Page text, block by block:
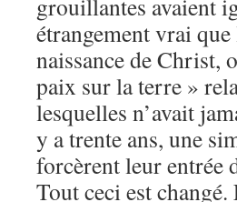
grouillantes avaient
étrangement vrai
naissance de Christ,
paix sur la terre »
lesquelles n’avait
y a trente ans, une
forcèrent leur entrée
Tout ceci est